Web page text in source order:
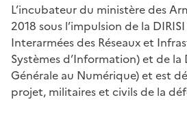
L’incubateur du ministère des
2018 sous l’impulsion de la
Interarmées des Réseaux et
Systèmes d’Information) et de
Générale au Numérique) et est
projet, militaires et civils de la